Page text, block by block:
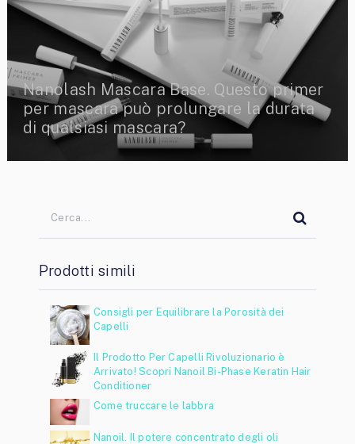
Nanolash Mascara Base. Questo primer
per mascara può prolungare la durata
di qualsiasi mascara?
Prodotti simili
Consigli per Equilibrare la Porosità dei
Capelli
Il Prodotto Per Capelli Rivoluzionario è
Arrivato! Scopri Nanoil Bi-Phase Keratin Hair
Conditioner
Come truccare le labbra
Nanoil. Il potere concentrato degli oli